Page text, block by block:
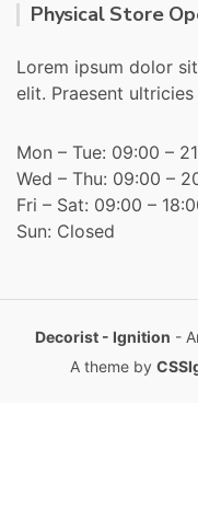
Physical Store
Lorem ipsum dolor
elit. Praesent
Mon – Tue: 09:00 –
Wed – Thu: 09:00 –
Fri – Sat: 09:00 –
Sun: Closed
Decorist - Ignition -
A theme by